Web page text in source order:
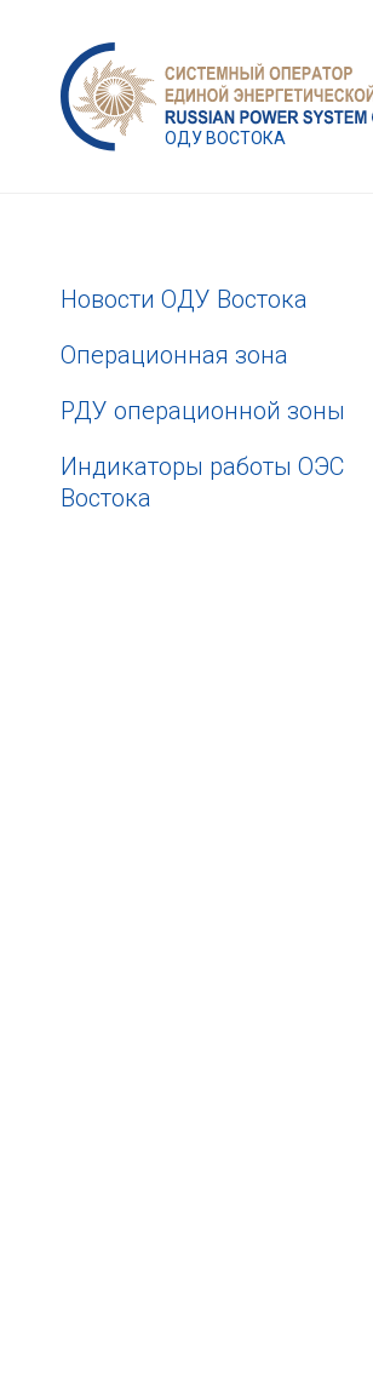
ОДУ ВОСТОКА
Новости ОДУ Востока
Операционная зона
РДУ операционной зоны
Индикаторы работы ОЭС
Востока